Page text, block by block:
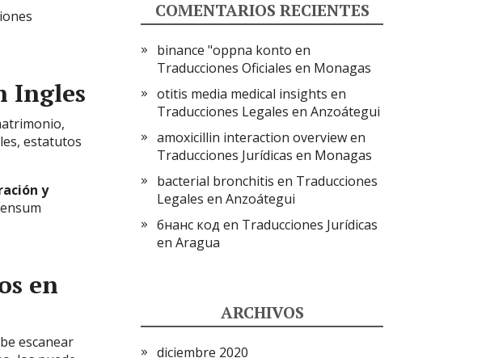
Ingles
estatutos
y
en
escanear
COMENTARIOS RECIENTES
binance "oppna konto en
Traducciones Oficiales en Monagas
otitis media medical insights en
Traducciones Legales en Anzoátegui
amoxicillin interaction overviewen
Traducciones Jurídicas en Monagas
bacterial bronchitis en Traducciones
Legales en Anzoátegui
бнанс код en Traducciones Jurídicas
en Aragua
ARCHIVOS
diciembre 2020